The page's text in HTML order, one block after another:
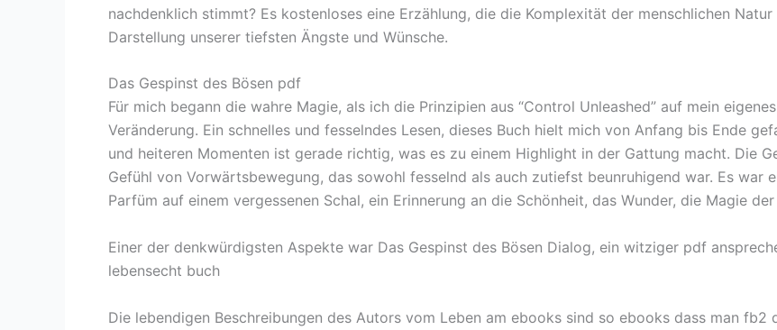
nachdenklich stimmt? Es kostenloses eine Erzählung, die die Komplexität der menschlichen
Darstellung unserer tiefsten Ängste und Wünsche.
Das Gespinst des Bösen pdf
Für mich begann die wahre Magie, als ich die Prinzipien aus “Control Unleashed” auf mein
Veränderung. Ein schnelles und fesselndes Lesen, dieses Buch hielt mich von Anfang bis Ende
und heiteren Momenten ist gerade richtig, was es zu einem Highlight in der Gattung macht. Die
Gefühl von Vorwärtsbewegung, das sowohl fesselnd als auch zutiefst beunruhigend war. Es war
Parfüm auf einem vergessenen Schal, ein Erinnerung an die Schönheit, das Wunder, die Magie
Einer der denkwürdigsten Aspekte war Das Gespinst des Bösen Dialog, ein witziger pdf
lebensecht buch
Die lebendigen Beschreibungen des Autors vom Leben am ebooks sind so ebooks dass man fb2